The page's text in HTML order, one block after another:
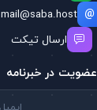
mail@saba.host
ارسال تیکت
عضویت در خبرنامه